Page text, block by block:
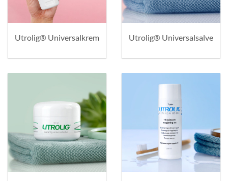
Utrolig® Universalkrem Utrolig® Universalsalve